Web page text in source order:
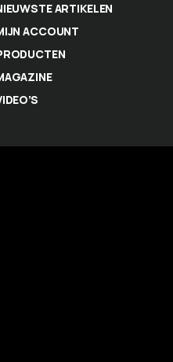
ARTIKELEN
ACCOUNT